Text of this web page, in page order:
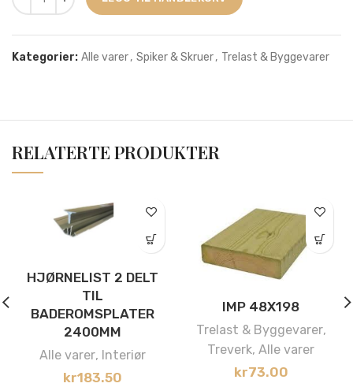
Kategorier: Alle varer, Spiker & Skruer, Trelast & Byggevarer
RELATERTE PRODUKTER
HJØRNELIST 2 DELT
TIL
BADEROMSPLATER
2400MM
Alle varer, Interiør
kr183.50
IMP 48X198
Trelast & Byggevarer,
Treverk, Alle varer
kr73.00